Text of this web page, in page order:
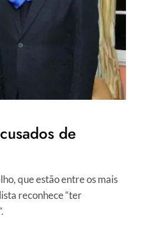
de
que estão entre os mais
reconhece “ter